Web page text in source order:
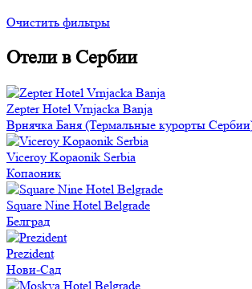
Очистить фильтры
Отели в Сербии
Zepter Hotel Vrnjacka Banja
Врнячка Баня (Термальные курорты
Viceroy Kopaonik Serbia
Копаоник
Square Nine Hotel Belgrade
Белград
Prezident
Нови-Сад